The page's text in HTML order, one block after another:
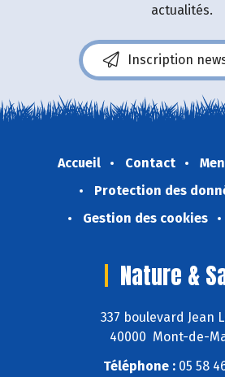
actualités.
Inscription
Accueil Contact
Protection des
Gestion des cookies
Nature &
337 boulevard Jean
40000 Mont-de-
Téléphone : 05 58